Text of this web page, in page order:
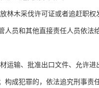
木采伐许可证或者追赶职权
员和其他直接责任人员依
输、批准出口文件、允许进
成犯罪的，依法追究刑事责任